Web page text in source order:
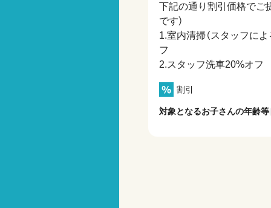
下記の通り割引価格でご
です）
1.室内清掃（スタッフに
フ
2.スタッフ洗車20%オフ
割引
対象となるお子さんの年齢等